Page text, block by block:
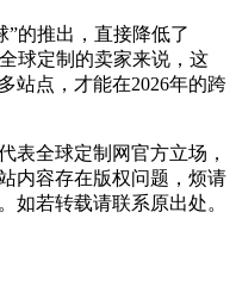
”的推出，直接降低了
球定制的卖家来说，这
站点，才能在2026年的跨
表全球定制网官方立场，
内容存在版权问题，烦请
如若转载请联系原出处。